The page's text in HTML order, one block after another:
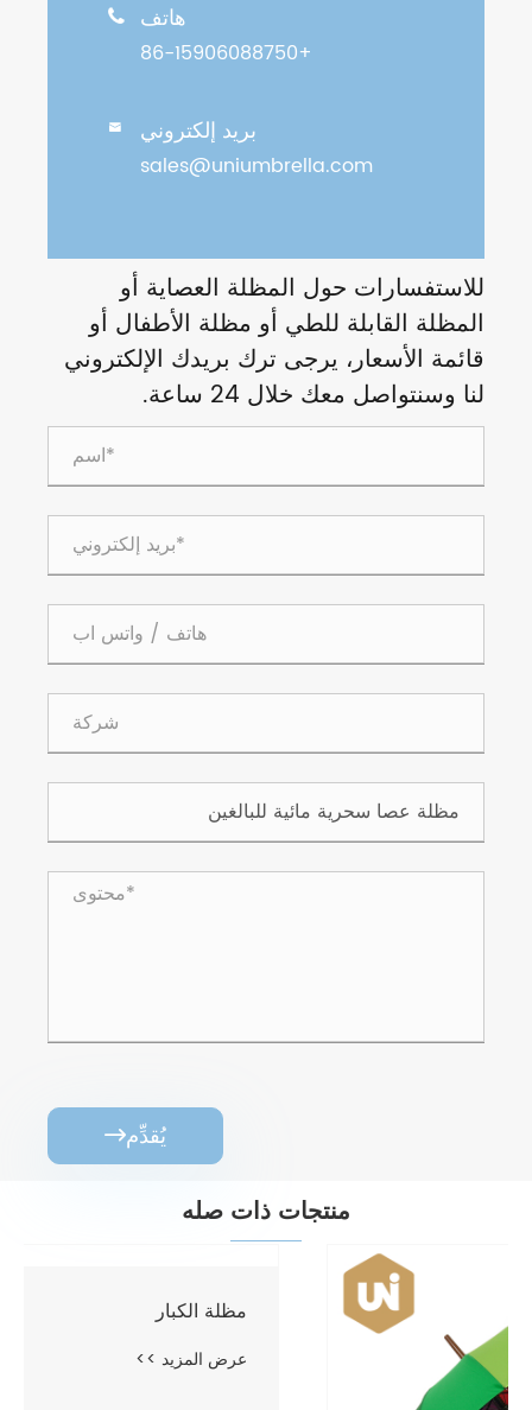
 هاتف
+86-15906088750
 بريد إلكتروني
sales@uniumbrella.com
للاستفسارات حول المظلة العصاية أو
المظلة القابلة للطي أو مظلة الأطفال أو
قائمة الأسعار، يرجى ترك بريدك الإلكتروني
لنا وسنتواصل معك خلال 24 ساعة.
يُقدِّم
منتجات ذات صله
مظلة الكبار